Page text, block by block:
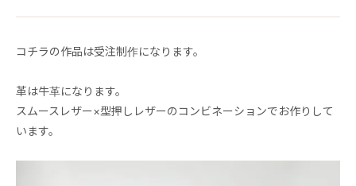
コチラの作品は受注制作になります。
革は牛革になります。
スムースレザー×型押しレザーのコンビネーションでお作りして
います。